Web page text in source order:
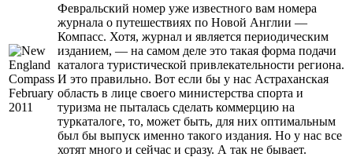
Февральский номер уже известного вам номера
журнала о путешествиях по Новой Англии —
Компасс. Хотя, журнал и является периодическим
изданием, — на самом деле это такая форма подачи
каталога туристической привлекательности региона.
И это правильно. Вот если бы у нас Астраханская
область в лице своего министерства спорта и
туризма не пыталась сделать коммерцию на
туркаталоге, то, может быть, для них оптимальным
был бы выпуск именно такого издания. Но у нас все
хотят много и сейчас и сразу. А так не бывает.